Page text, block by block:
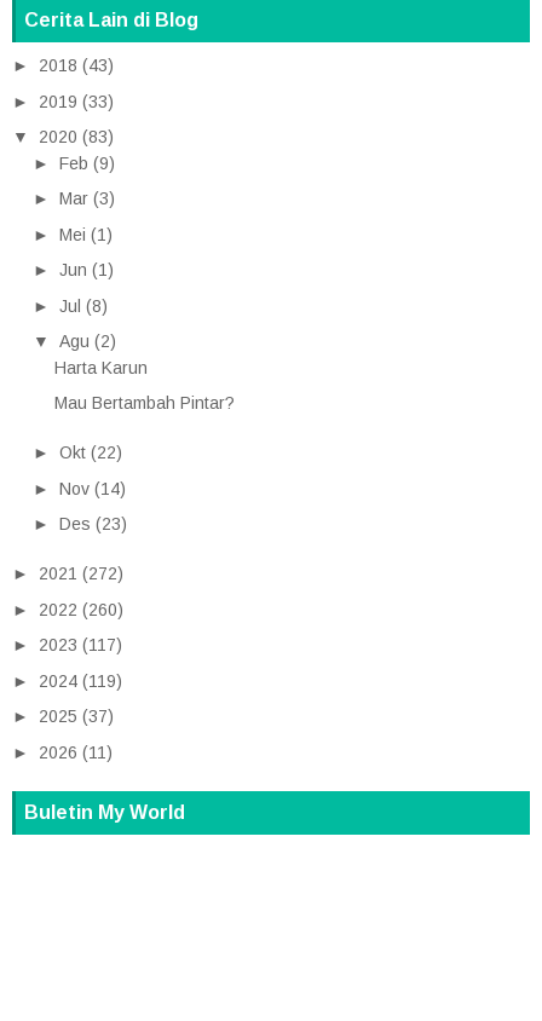
Cerita Lain di Blog
► 2018 (43)
► 2019 (33)
▼
2020 (83)
► Feb (9)
► Mar (3)
► Mei (1)
► Jun (1)
► Jul (8)
▼
Agu (2)
Harta Karun
Mau Bertambah Pintar?
► Okt (22)
► Nov (14)
► Des (23)
► 2021 (272)
► 2022 (260)
► 2023 (117)
► 2024 (119)
► 2025 (37)
► 2026 (11)
Buletin My World